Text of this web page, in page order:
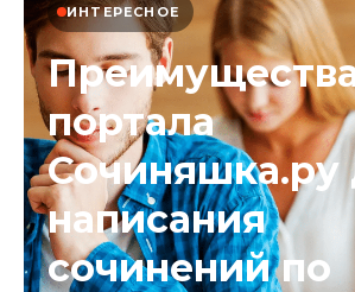
ИНТЕРЕСНОЕ
портала
Сочиняшка.ру
написания
сочинений по